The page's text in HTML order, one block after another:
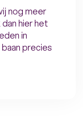
nog meer
hier het
in
precies